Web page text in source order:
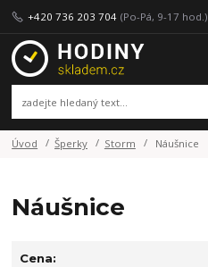
+420 736 203 704 (Po-Pá, 9-17 hod.)
Úvod Šperky Storm Náušnice
Náušnice
Cena: